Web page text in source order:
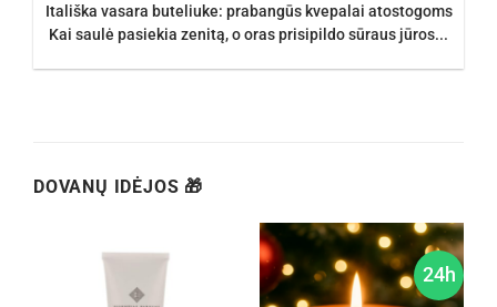
Itališka vasara buteliuke: prabangūs kvepalai atostogoms
Kai saulė pasiekia zenitą, o oras prisipildo sūraus jūros...
DOVANŲ IDĖJOS 🎁
24h